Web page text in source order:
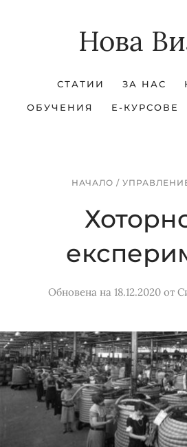
Нова
СТАТИИ ЗА НАС
ОБУЧЕНИЯ Е-КУРСОВЕ
НАЧАЛО /
Обновена на 18.12.2020 от